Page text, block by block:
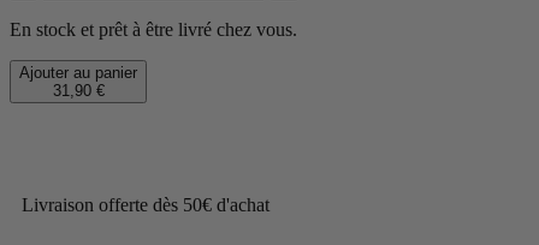
En stock et prêt à être livré chez vous.
Ajouter au panier
31,90 €
Livraison offerte dès 50€ d'achat